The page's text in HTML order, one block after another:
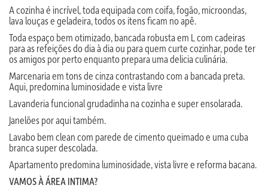
A cozinha é incrível, toda equipada com coifa, fogão, microondas,
lava louças e geladeira, todos os itens ficam no apê.
Toda espaço bem otimizado, bancada robusta em L com cadeiras
para as refeições do dia à dia ou para quem curte cozinhar, pode ter
os amigos por perto enquanto prepara uma delicia culinária.
Marcenaria em tons de cinza contrastando com a bancada preta.
Aqui, predomina luminosidade e vista livre
Lavanderia funcional grudadinha na cozinha e super ensolarada.
Janelões por aqui também.
Lavabo bem clean com parede de cimento queimado e uma cuba
branca super descolada.
Apartamento predomina luminosidade, vista livre e reforma bacana.
VAMOS À ÁREA INTIMA?